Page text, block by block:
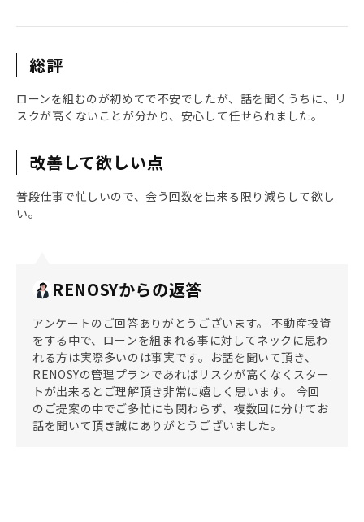
総評
ローンを組むのが初めてで不安でしたが、話を聞くうちに、リ
スクが高くないことが分かり、安心して任せられました。
改善して欲しい点
普段仕事で忙しいので、会う回数を出来る限り減らして欲し
い。
RENOSYからの返答
アンケートのご回答ありがとうございます。 不動産投資
をする中で、ローンを組まれる事に対してネックに思わ
れる方は実際多いのは事実です。お話を聞いて頂き、
RENOSYの管理プランであればリスクが高くなくスター
トが出来るとご理解頂き非常に嬉しく思います。 今回
のご提案の中でご多忙にも関わらず、複数回に分けてお
話を聞いて頂き誠にありがとうございました。